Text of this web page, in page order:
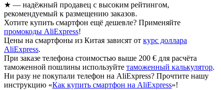
★ — надёжный продавец с высоким рейтингом,
рекомендуемый к размещению заказов.
Хотите купить смартфон ещё дешевле? Применяйте
промокоды AliExpress!
Цены на смартфоны из Китая зависят от курс доллара
AliExpress.
При заказе телефона стоимостью выше 200 € для расчёта
таможенной пошлины используйте таможенный калькулятор.
Ни разу не покупали телефон на AliExpress? Прочтите нашу
инструкцию «Как купить смартфон на AliExpress»!